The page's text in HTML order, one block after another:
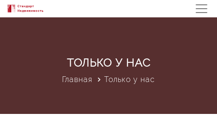
ТОЛЬКО У НАС
Главная Только у нас